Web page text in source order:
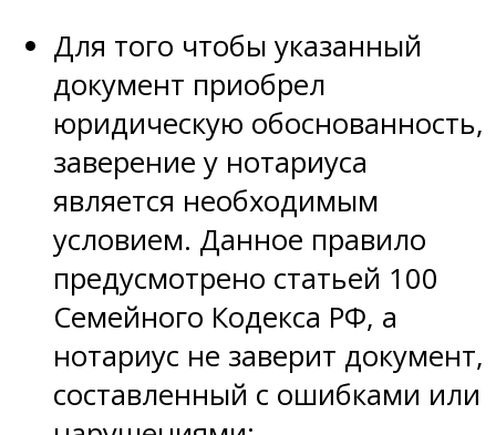
Для того чтобы указанный
документ приобрел
юридическую обоснованность,
заверение у нотариуса
является необходимым
условием. Данное правило
предусмотрено статьей 100
Семейного Кодекса РФ, а
нотариус не заверит документ,
составленный с ошибками или